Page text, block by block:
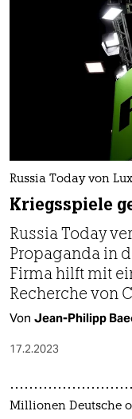
Russia Today von
Kriegsspiele
Russia Today
Propaganda in
Firma hilft mit
Recherche von
Von Jean-Philipp
17.2.2023
Millionen Deutsche